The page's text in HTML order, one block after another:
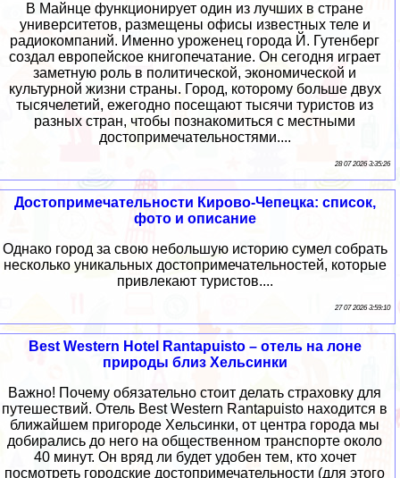
В Майнце функционирует один из лучших в стране
университетов, размещены офисы известных теле и
радиокомпаний. Именно уроженец города Й. Гутенберг
создал европейское книгопечатание. Он сегодня играет
заметную роль в политической, экономической и
культурной жизни страны. Город, которому больше двух
тысячелетий, ежегодно посещают тысячи туристов из
разных стран, чтобы познакомиться с местными
достопримечательностями....
28 07 2026 3:35:26
Достопримечательности Кирово-Чепецка: список,
фото и описание
Однако город за свою небольшую историю сумел собрать
несколько уникальных достопримечательностей, которые
привлекают туристов....
27 07 2026 3:59:10
Best Western Hotel Rantapuisto – отель на лоне
природы близ Хельсинки
Важно! Почему обязательно стоит делать страховку для
путешествий. Отель Best Western Rantapuisto находится в
ближайшем пригороде Хельсинки, от центра города мы
добирались до него на общественном транспорте около
40 минут. Он вряд ли будет удобен тем, кто хочет
посмотреть городские достопримечательности (для этого